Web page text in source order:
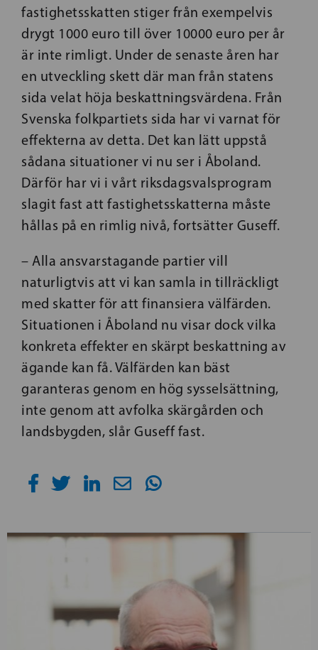
fastighetsskatten stiger från exempelvis
drygt 1000 euro till över 10000 euro per år
är inte rimligt. Under de senaste åren har
en utveckling skett där man från statens
sida velat höja beskattningsvärdena. Från
Svenska folkpartiets sida har vi varnat för
effekterna av detta. Det kan lätt uppstå
sådana situationer vi nu ser i Åboland.
Därför har vi i vårt riksdagsvalsprogram
slagit fast att fastighetsskatterna måste
hållas på en rimlig nivå, fortsätter Guseff.
– Alla ansvarstagande partier vill
naturligtvis att vi kan samla in tillräckligt
med skatter för att finansiera välfärden.
Situationen i Åboland nu visar dock vilka
konkreta effekter en skärpt beskattning av
ägande kan få. Välfärden kan bäst
garanteras genom en hög sysselsättning,
inte genom att avfolka skärgården och
landsbygden, slår Guseff fast.